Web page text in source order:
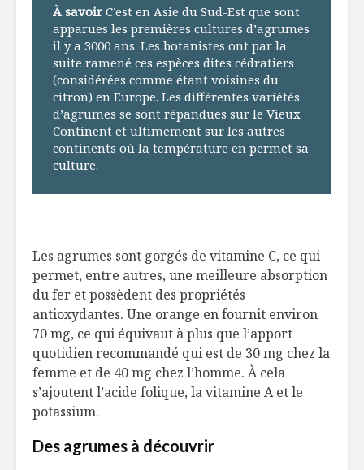
À savoirC’est en Asie du Sud-Est que sont
apparues les premières cultures d’agrumes
il y a 3000 ans. Les botanistes ont par la
suite ramené ces espèces dites cédratiers
(considérées comme étant voisines du
citron) en Europe. Les différentes variétés
d’agrumes se sont répandues sur le Vieux
Continent et ultimement sur les autres
continents où la température en permet sa
culture.
Les agrumes sont gorgés de vitamine C, ce qui
permet, entre autres, une meilleure absorption
du fer et possèdent des propriétés
antioxydantes. Une orange en fournit environ
70 mg, ce qui équivaut à plus que l’apport
quotidien recommandé qui est de 30 mg chez la
femme et de 40 mg chez l’homme. À cela
s’ajoutent l’acide folique, la vitamine A et le
potassium.
Des agrumes à découvrir